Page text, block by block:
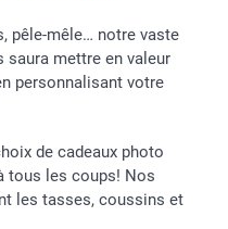
pêle-mêle… notre vaste
saura mettre en valeur
personnalisant votre
de cadeaux photo
tous les coups! Nos
les tasses, coussins et